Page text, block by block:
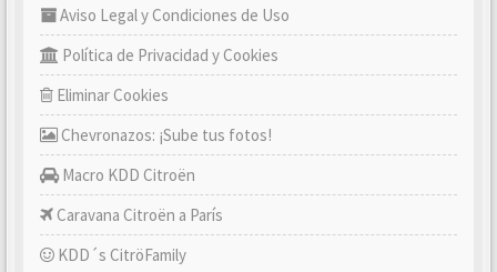
Aviso Legal y Condiciones de Uso
Política de Privacidad y Cookies
Eliminar Cookies
Chevronazos: ¡Sube tus fotos!
Macro KDD Citroën
Caravana Citroën a París
KDD´s CitröFamily